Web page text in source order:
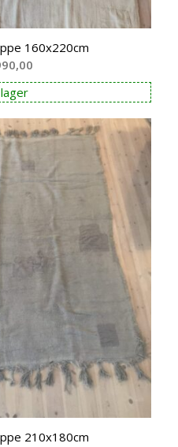
160x220cm
210x180cm